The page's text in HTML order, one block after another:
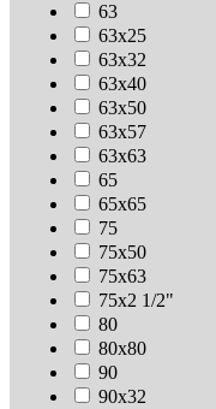
63
63х25
63х32
63х40
63х50
63х57
63х63
65
65х65
75
75х50
75х63
75х2 1/2"
80
80х80
90
90х32